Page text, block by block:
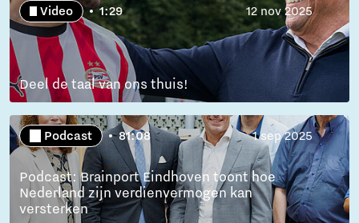
Video 1:29 12 nov 2025
Deel de taal van ons thuis!
Podcast 81:08 1 sep 2025
Podcast: Brainport Eindhoven toont hoe
Nederland zijn verdienvermogen kan
versterken